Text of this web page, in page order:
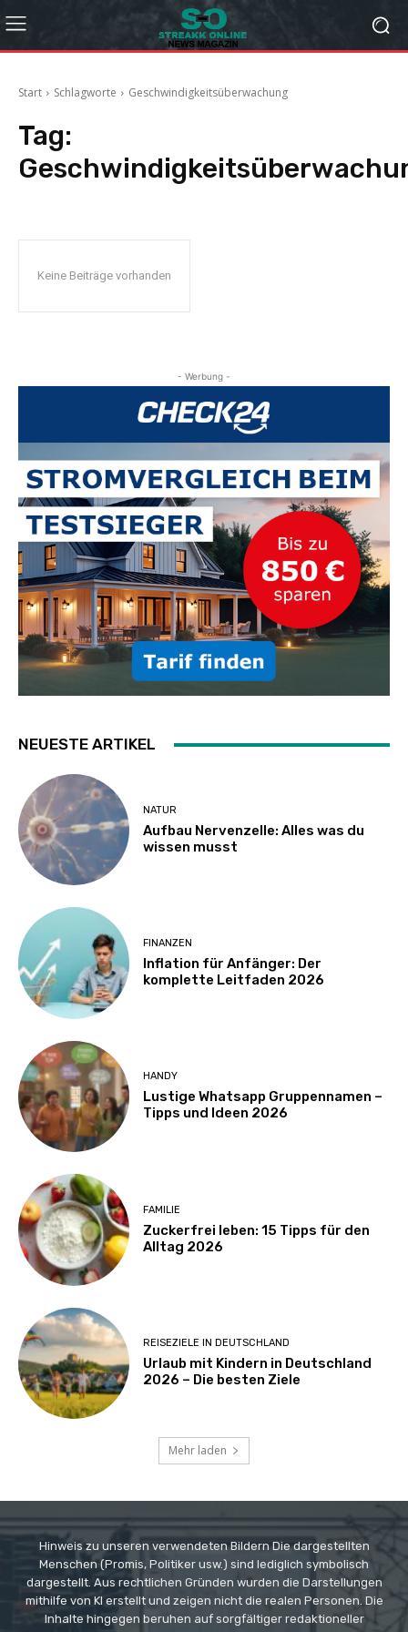
Start Schlagworte Geschwindigkeitsüberwachung
Tag:
Keine Beiträge vorhanden
- Werbung -
NEUESTE ARTIKEL
NATUR
Aufbau Nervenzelle: Alles was du
wissen musst
FINANZEN
Inflation für Anfänger: Der
komplette Leitfaden 2026
HANDY
Lustige Whatsapp Gruppennamen –
Tipps und Ideen 2026
FAMILIE
Zuckerfrei leben: 15 Tipps für den
Alltag 2026
REISEZIELE IN DEUTSCHLAND
Urlaub mit Kindern in Deutschland
2026 – Die besten Ziele
Mehr laden
Hinweis zu unseren verwendeten Bildern Die dargestellten
Menschen (Promis, Politiker usw.) sind lediglich symbolisch
dargestellt. Aus rechtlichen Gründen wurden die Darstellungen
mithilfe von KI erstellt und zeigen nicht die realen Personen. Die
Inhalte hingegen beruhen auf sorgfältiger redaktioneller